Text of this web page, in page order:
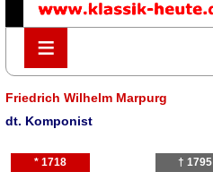
≡
≡
Friedrich Wilhelm Marpurg
dt. Komponist
* 1718 † 1795